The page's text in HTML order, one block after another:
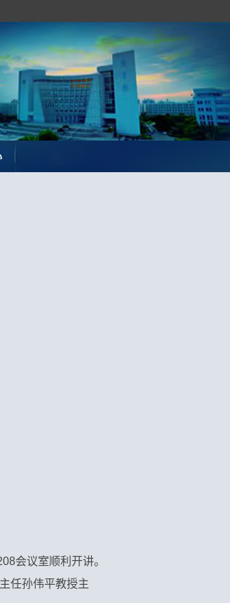
会议室顺利开讲。
任孙伟平教授主